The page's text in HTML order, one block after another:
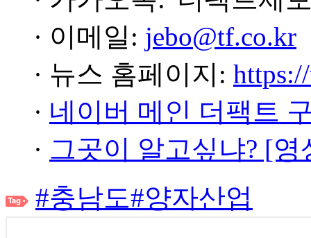
· 이메일: jebo@tf.co.kr
· 뉴스 홈페이지:
· 네이버 메인 더팩트
· 그곳이 알고싶냐? [
#충남도#양자산업